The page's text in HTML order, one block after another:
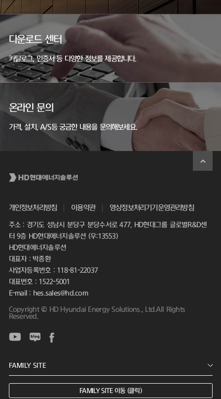
다운로드 센터
카탈로그, 인증서 등 다양한 정보를 제공합니다.
온라인 문의
가격, 설치, A/S등 궁금한 내용을 문의해보세요.
개인정보처리방침 이용약관 영상정보처리기기운영관리방침
주소 : 경기도 성남시 분당구 분당수서로 477, HD현대그룹 글로벌R&D센
터 9층 HD현대에너지솔루션 (우:13553)
HD현대에너지솔루션
대표자 : 박종환
사업자등록번호 : 118-81-22037
대표번호 : 1522-5001
E-mail : hes.sales@hd.com
Copyright © HD Hyundai Energy Solutions., Ltd.All Rights
Reserved.
FAMILY SITE 이동 (클릭)